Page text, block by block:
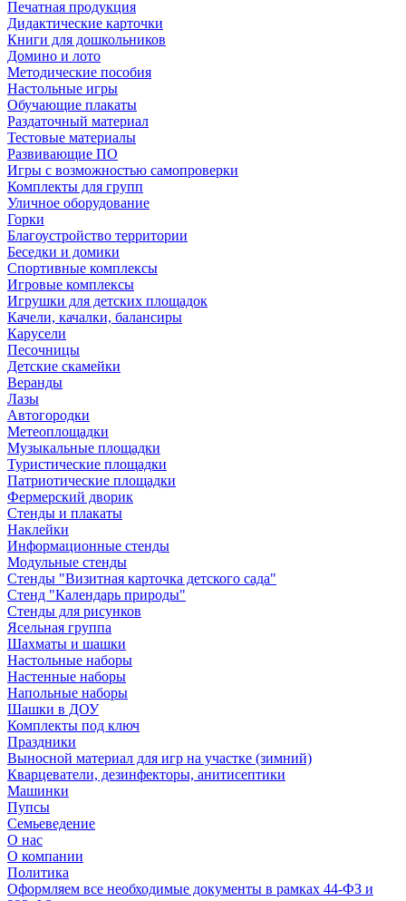
Печатная продукция
Дидактические карточки
Книги для дошкольников
Домино и лото
Методические пособия
Настольные игры
Обучающие плакаты
Раздаточный материал
Тестовые материалы
Развивающие ПО
Игры с возможностью самопроверки
Комплекты для групп
Уличное оборудование
Горки
Благоустройство территории
Беседки и домики
Спортивные комплексы
Игровые комплексы
Игрушки для детских площадок
Качели, качалки, балансиры
Карусели
Песочницы
Детские скамейки
Веранды
Лазы
Автогородки
Метеоплощадки
Музыкальные площадки
Туристические площадки
Патриотические площадки
Фермерский дворик
Стенды и плакаты
Наклейки
Информационные стенды
Модульные стенды
Стенды "Визитная карточка детского сада"
Стенд "Календарь природы"
Стенды для рисунков
Ясельная группа
Шахматы и шашки
Настольные наборы
Настенные наборы
Напольные наборы
Шашки в ДОУ
Комплекты под ключ
Праздники
Выносной материал для игр на участке (зимний)
Кварцеватели, дезинфекторы, анитисептики
Машинки
Пупсы
Семьеведение
О нас
О компании
Политика
Оформляем все необходимые документы в рамках 44-ФЗ и